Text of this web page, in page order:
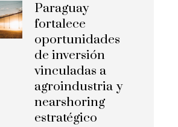
Paraguay
fortalece
oportunidades
de inversión
vinculadas a
agroindustria y
nearshoring
estratégico